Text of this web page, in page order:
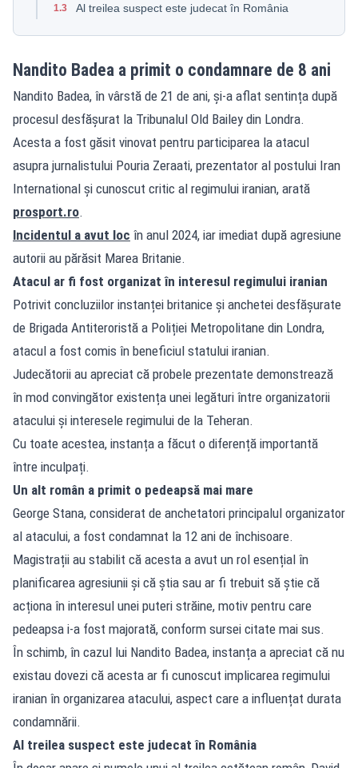
1.3 Al treilea suspect este judecat în România
Nandito Badea a primit o condamnare de 8 ani
Nandito Badea, în vârstă de 21 de ani, și-a aflat sentința după
procesul desfășurat la Tribunalul Old Bailey din Londra.
Acesta a fost găsit vinovat pentru participarea la atacul
asupra jurnalistului Pouria Zeraati, prezentator al postului Iran
International și cunoscut critic al regimului iranian, arată
prosport.ro.
Incidentul a avut loc în anul 2024, iar imediat după agresiune
autorii au părăsit Marea Britanie.
Atacul ar fi fost organizat în interesul regimului iranian
Potrivit concluziilor instanței britanice și anchetei desfășurate
de Brigada Antiteroristă a Poliției Metropolitane din Londra,
atacul a fost comis în beneficiul statului iranian.
Judecătorii au apreciat că probele prezentate demonstrează
în mod convingător existența unei legături între organizatorii
atacului și interesele regimului de la Teheran.
Cu toate acestea, instanța a făcut o diferență importantă
între inculpați.
Un alt român a primit o pedeapsă mai mare
George Stana, considerat de anchetatori principalul organizator
al atacului, a fost condamnat la 12 ani de închisoare.
Magistrații au stabilit că acesta a avut un rol esențial în
planificarea agresiunii și că știa sau ar fi trebuit să știe că
acționa în interesul unei puteri străine, motiv pentru care
pedeapsa i-a fost majorată, conform sursei citate mai sus.
În schimb, în cazul lui Nandito Badea, instanța a apreciat că nu
existau dovezi că acesta ar fi cunoscut implicarea regimului
iranian în organizarea atacului, aspect care a influențat durata
condamnării.
Al treilea suspect este judecat în România